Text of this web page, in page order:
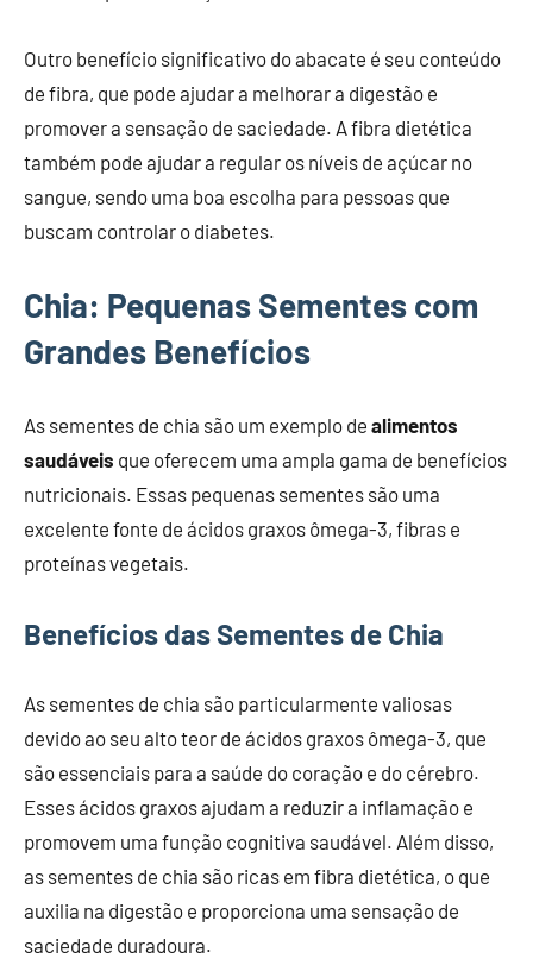
Outro benefício significativo do abacate é seu conteúdo
de fibra, que pode ajudar a melhorar a digestão e
promover a sensação de saciedade. A fibra dietética
também pode ajudar a regular os níveis de açúcar no
sangue, sendo uma boa escolha para pessoas que
buscam controlar o diabetes.
Chia: Pequenas Sementes com
Grandes Benefícios
As sementes de chia são um exemplo de alimentos
saudáveis que oferecem uma ampla gama de benefícios
nutricionais. Essas pequenas sementes são uma
excelente fonte de ácidos graxos ômega-3, fibras e
proteínas vegetais.
Benefícios das Sementes de Chia
As sementes de chia são particularmente valiosas
devido ao seu alto teor de ácidos graxos ômega-3, que
são essenciais para a saúde do coração e do cérebro.
Esses ácidos graxos ajudam a reduzir a inflamação e
promovem uma função cognitiva saudável. Além disso,
as sementes de chia são ricas em fibra dietética, o que
auxilia na digestão e proporciona uma sensação de
saciedade duradoura.